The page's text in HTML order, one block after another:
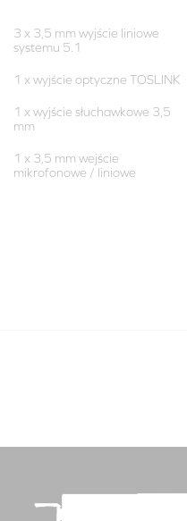
3 x 3,5 mm wyjście liniowe
systemu 5.1
1 x wyjście optyczne TOSLINK
1 x wyjście słuchawkowe 3,5
mm
1 x 3,5 mm wejście
mikrofonowe / liniowe